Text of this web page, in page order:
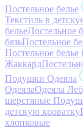
Постельное белье
Текстиль в
бельеПостельное
бязьПостельное
Постельное белье
Жаккард
Подушки Одеяла
ОдеялаОдеяла
шерстяные
детскую кроватку
хлопковые